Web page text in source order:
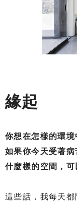
緣起
你想在怎樣的環境
如果你今天受著病
什麼樣的空間，
這些話，我每天都